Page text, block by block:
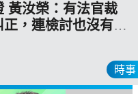
時事
，連檢討也沒有！